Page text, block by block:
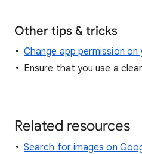
Other tips & tricks
Change app permission on
Ensure that you use a
Related resources
Search for images on